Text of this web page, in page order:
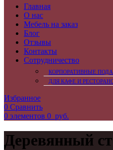
Главная
О нас
Мебель на заказ
Блог
Отзывы
Контакты
Сотрудничество
КОРПОРАТИВНЫЕ
ДЛЯ КАФЕ И
Избранное
0 Сравнить
0 элементов 0 руб.
Деревянный